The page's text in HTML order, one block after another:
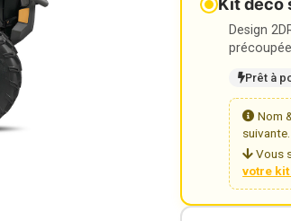
Kit déco
Design
Prêt à
Nom
suivante.
Vous
votre